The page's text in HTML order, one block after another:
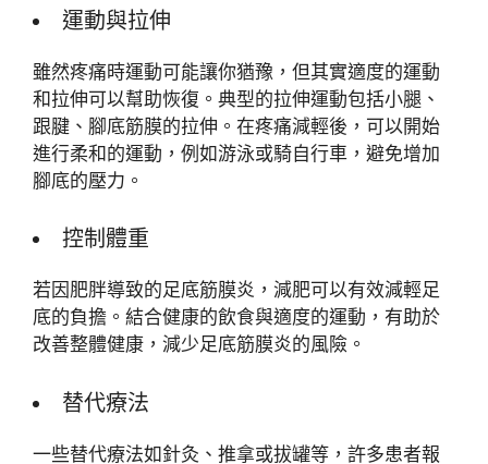
運動與拉伸
雖然疼痛時運動可能讓你猶豫，但其實適度的運動
和拉伸可以幫助恢復。典型的拉伸運動包括小腿、
跟腱、腳底筋膜的拉伸。在疼痛減輕後，可以開始
進行柔和的運動，例如游泳或騎自行車，避免增加
腳底的壓力。
控制體重
若因肥胖導致的足底筋膜炎，減肥可以有效減輕足
底的負擔。結合健康的飲食與適度的運動，有助於
改善整體健康，減少足底筋膜炎的風險。
替代療法
一些替代療法如針灸、推拿或拔罐等，許多患者報